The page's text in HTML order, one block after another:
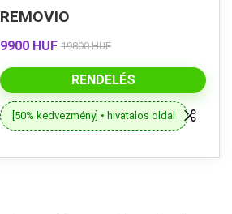
REMOVIO
9900 HUF 19800 HUF
RENDELÉS
[50% kedvezmény] • hivatalos oldal